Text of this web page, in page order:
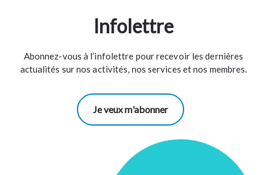
Infolettre
Abonnez-vous à l’infolettre pour recevoir les dernières
actualités sur nos activités, nos services et nos membres.
Je veux m'abonner